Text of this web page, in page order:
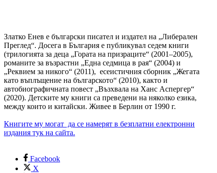
Златко Енев е български писател и издател на „Либерален
Преглед“. Досега в България е публикувал седем книги
(трилогията за деца „Гората на призраците“ (2001–2005),
романите за възрастни „Една седмица в рая“ (2004) и
„Реквием за никого“ (2011), есеистичния сборник „Жегата
като въплъщение на българското“ (2010), както и
автобиографичната повест „Възхвала на Ханс Аспергер“
(2020). Детските му книги са преведени на няколко езика,
между които и китайски. Живее в Берлин от 1990 г.
Книгите му могат да се намерят в безплатни електронни
издания тук на сайта.
Facebook
X